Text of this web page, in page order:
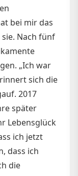
bei mir das
Nach fünf
„Ich war
sich die
2017
später
Lebensglück
ich jetzt
dass ich
die